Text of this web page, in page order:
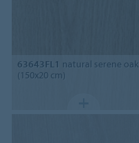
63643FL1 natural serene oak
(150x20 cm)